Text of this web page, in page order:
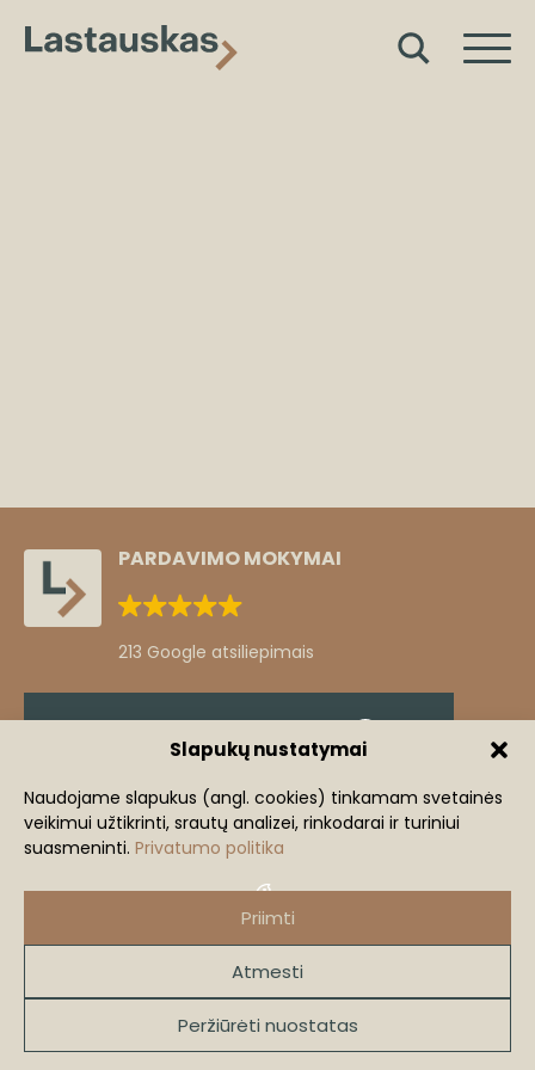
Slapukų nustatymai
Naudojame slapukus (angl. cookies) tinkamam svetainės
veikimui užtikrinti, srautų analizei, rinkodarai ir turiniui
suasmeninti. Privatumo politika
Priimti
Atmesti
Peržiūrėti nuostatas
Žingsnis iš komforto zonos
Mindaugas Lastauskas
+370 686 91240
mindaugas@lastauskas.lt
2026 lastauskas.ltVISOS TEISĖS SAUGOMOS.
PARDAVIMO MOKYMAI
213 Google atsiliepimais
Klientų atsiliepimai